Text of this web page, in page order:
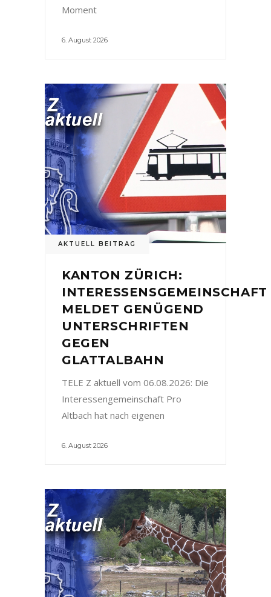
Moment
6. August 2026
AKTUELL BEITRAG
KANTON ZÜRICH:
INTERESSENSGEMEINSCHAFT
MELDET GENÜGEND
UNTERSCHRIFTEN
GEGEN
GLATTALBAHN
TELE Z aktuell vom 06.08.2026: Die
Interessengemeinschaft Pro
Altbach hat nach eigenen
6. August 2026